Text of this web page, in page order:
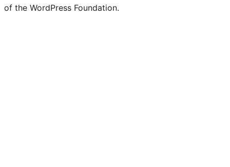
of the WordPress Foundation.